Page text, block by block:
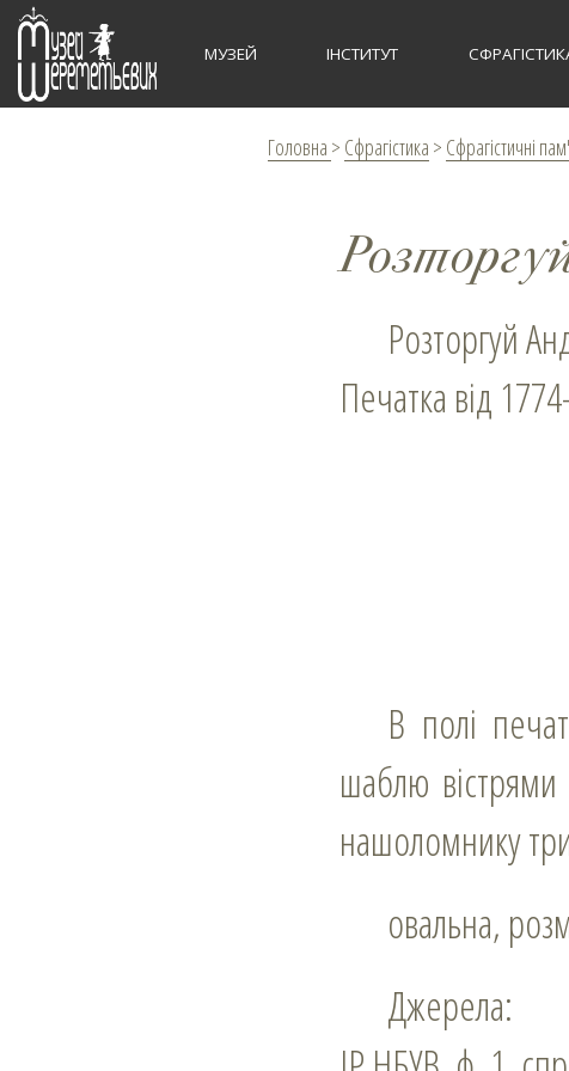
МУЗЕЙ ІНСТИТУТ
Головна > Сфрагістика > Сфрагістичні
Розторгуй
Печатка від
В полі печатки ренесансовий щит, на якому перехрещено стрілу і
шаблю
нашоломнику
овальна,
Джерела: